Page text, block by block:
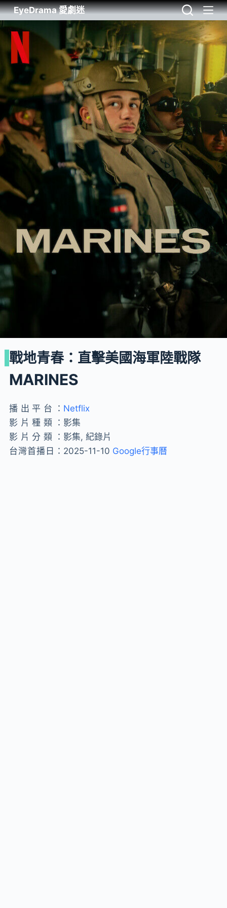
EyeDrama 愛劇迷
戰地青春：直擊美國海軍陸戰隊
MARINES
播出平台： Netflix
影片種類： 影集
影片分類： 影集, 紀錄片
台灣首播日： 2025-11-10 Google行事曆